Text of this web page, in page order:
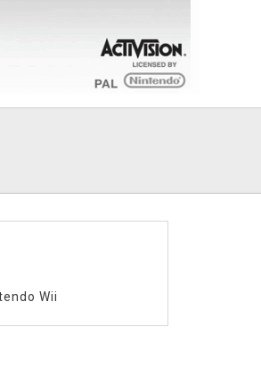
Wii